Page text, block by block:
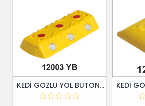
KEDİ GÖZLÜ YOL BUTONU 12003 YB